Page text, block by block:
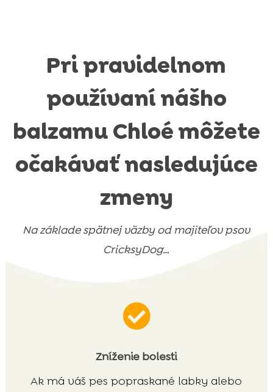
Pri pravidelnom
používaní nášho
balzamu Chloé môžete
očakávať nasledujúce
zmeny
Na základe spätnej väzby od majiteľov psov
CricksyDog…

Zníženie bolesti
Ak má váš pes popraskané labky alebo